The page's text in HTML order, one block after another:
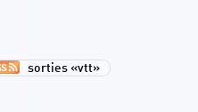
sorties «vtt»